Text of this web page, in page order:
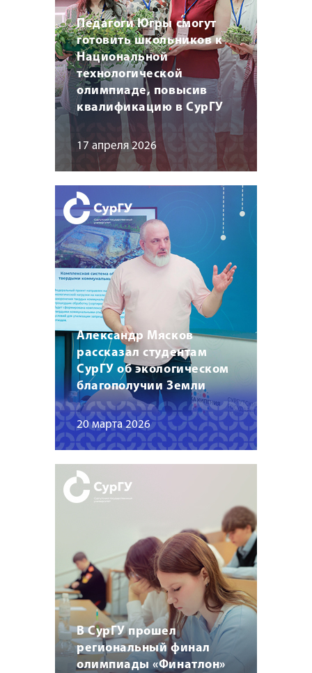
Педагоги Югры смогут
готовить школьников к
Национальной
технологической
олимпиаде, повысив
квалификацию в СурГУ
17 апреля 2026
Александр Мясков
рассказал студентам
СурГУ об экологическом
благополучии Земли
20 марта 2026
В СурГУ прошел
региональный финал
олимпиады «Финатлон»